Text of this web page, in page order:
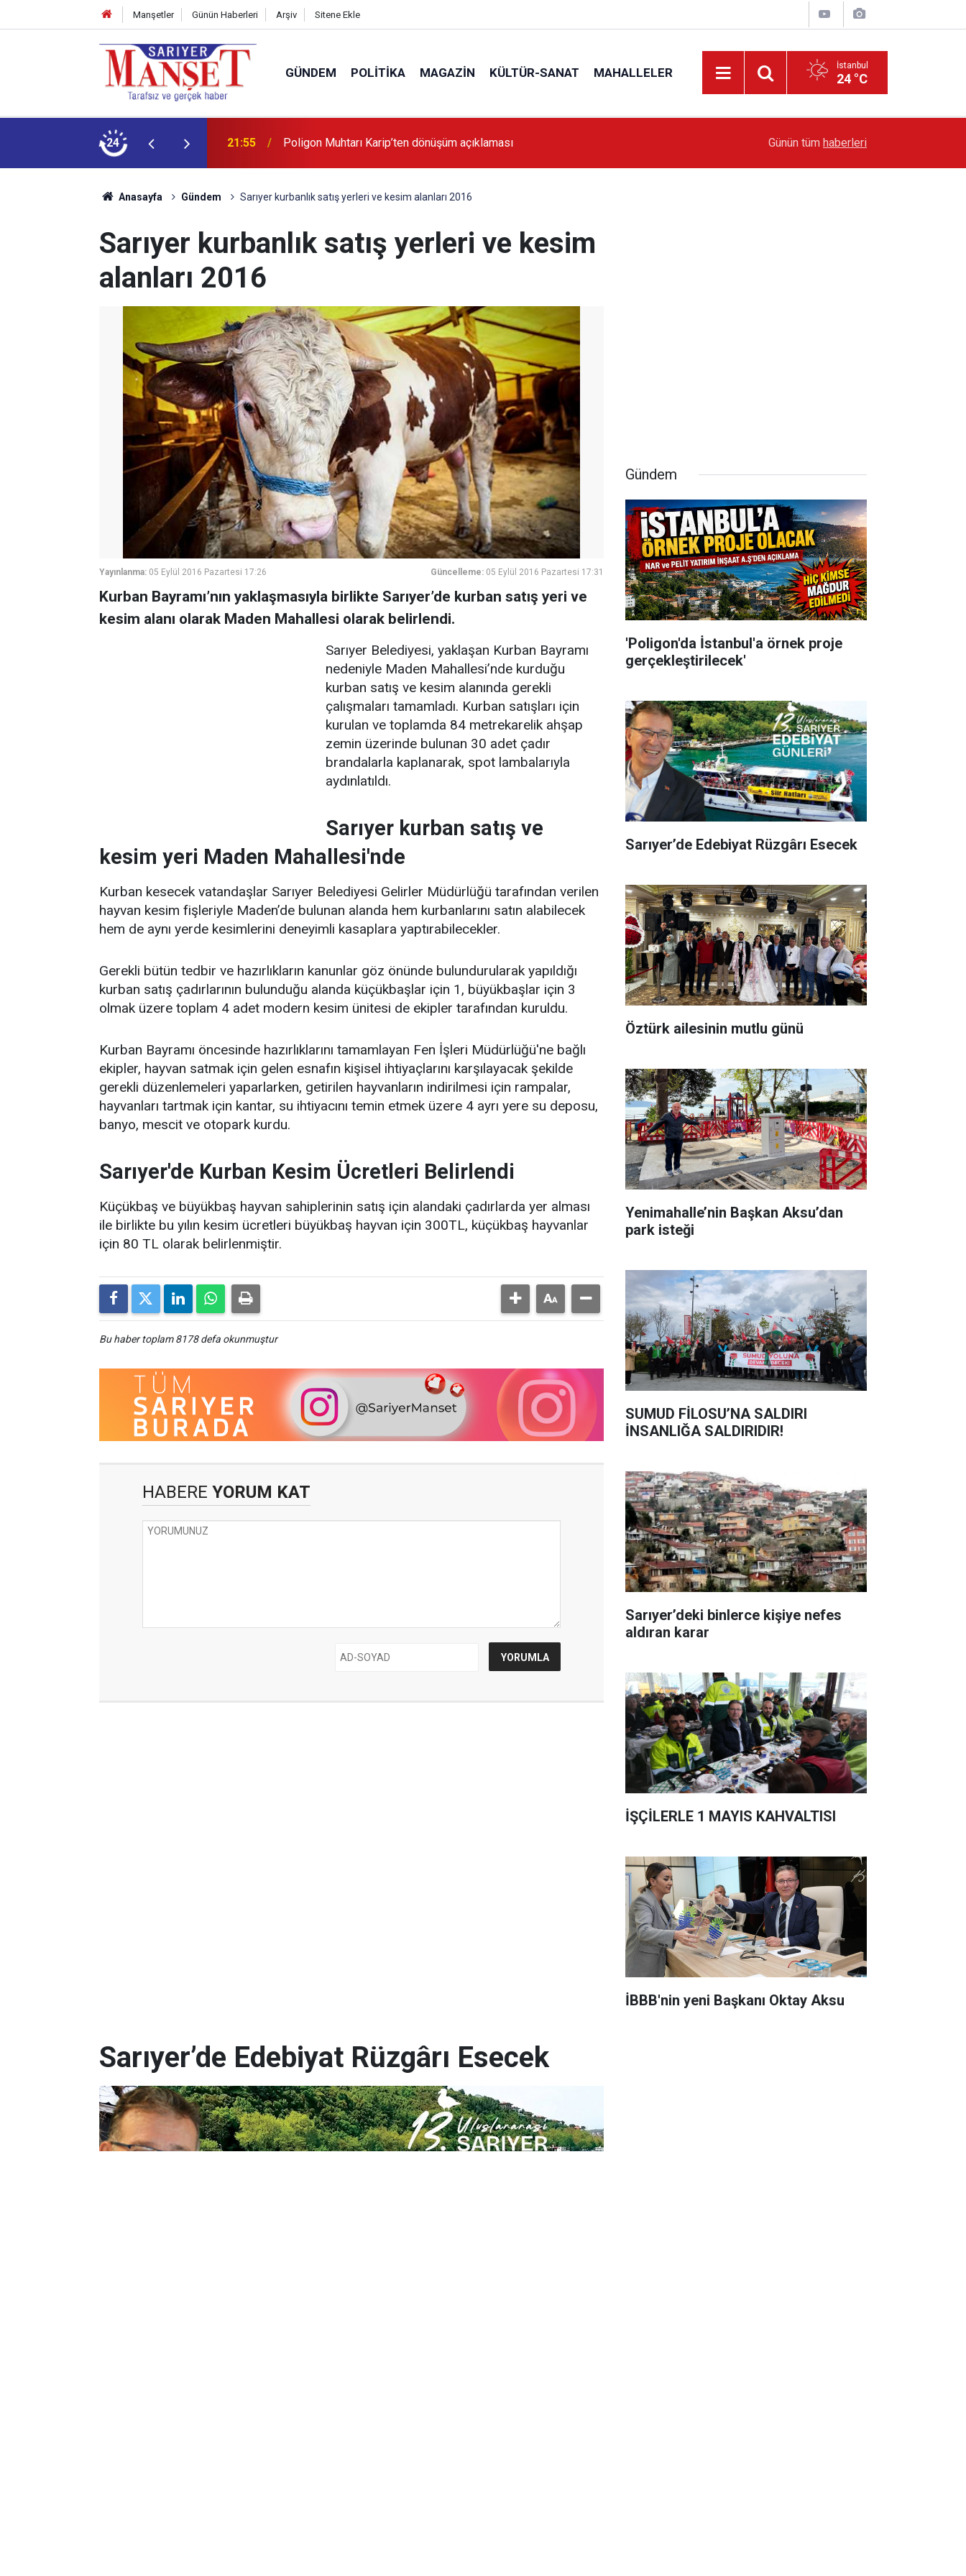
Manşetler Günün Haberleri Arşiv Sitene Ekle
GÜNDEM POLITIKA MAGAZIN KÜLTÜR-SANAT MAHALLELER İstanbul
24 °C
24 13:36 'Poligon'da İstanbul'a örnek proje gerçekleştirilecek' Sarıyer’de Edebiyat Rüzgârı Esecek
Günün tüm haberleri
Anasayfa Gündem Sarıyer kurbanlık satış yerleri ve kesim alanları 2016
Sarıyer kurbanlık satış yerleri ve kesim
alanları 2016
Yayınlanma: 05 Eylül 2016 Pazartesi 17:26 Güncelleme: 05 Eylül 2016 Pazartesi 17:31
Kurban Bayramı’nın yaklaşmasıyla birlikte Sarıyer’de kurban satış yeri ve
kesim alanı olarak Maden Mahallesi olarak belirlendi.
Sarıyer Belediyesi, yaklaşan Kurban Bayramı
nedeniyle Maden Mahallesi’nde kurduğu
kurban satış ve kesim alanında gerekli
çalışmaları tamamladı. Kurban satışları için
kurulan ve toplamda 84 metrekarelik ahşap
zemin üzerinde bulunan 30 adet çadır
brandalarla kaplanarak, spot lambalarıyla
aydınlatıldı.
Sarıyer kurban satış ve
kesim yeri Maden Mahallesi'nde
Kurban kesecek vatandaşlar Sarıyer Belediyesi Gelirler Müdürlüğü tarafından verilen
hayvan kesim fişleriyle Maden’de bulunan alanda hem kurbanlarını satın alabilecek
hem de aynı yerde kesimlerini deneyimli kasaplara yaptırabilecekler.
Gerekli bütün tedbir ve hazırlıkların kanunlar göz önünde bulundurularak yapıldığı
kurban satış çadırlarının bulunduğu alanda küçükbaşlar için 1, büyükbaşlar için 3
olmak üzere toplam 4 adet modern kesim ünitesi de ekipler tarafından kuruldu.
Kurban Bayramı öncesinde hazırlıklarını tamamlayan Fen İşleri Müdürlüğü'ne bağlı
ekipler, hayvan satmak için gelen esnafın kişisel ihtiyaçlarını karşılayacak şekilde
gerekli düzenlemeleri yaparlarken, getirilen hayvanların indirilmesi için rampalar,
hayvanları tartmak için kantar, su ihtiyacını temin etmek üzere 4 ayrı yere su deposu,
banyo, mescit ve otopark kurdu.
Sarıyer'de Kurban Kesim Ücretleri Belirlendi
Küçükbaş ve büyükbaş hayvan sahiplerinin satış için alandaki çadırlarda yer alması
ile birlikte bu yılın kesim ücretleri büyükbaş hayvan için 300TL, küçükbaş hayvanlar
için 80 TL olarak belirlenmiştir.
Bu haber toplam 8178 defa okunmuştur
HABERE YORUM KAT
Gündem
'Poligon'da İstanbul'a örnek proje
gerçekleştirilecek'
Sarıyer’de Edebiyat Rüzgârı Esecek
Öztürk ailesinin mutlu günü
Yenimahalle’nin Başkan Aksu’dan
park isteği
SUMUD FİLOSU’NA SALDIRI
İNSANLIĞA SALDIRIDIR!
Sarıyer’deki binlerce kişiye nefes
aldıran karar
İŞÇİLERLE 1 MAYIS KAHVALTISI
İBBB'nin yeni Başkanı Oktay Aksu
Sarıyer’de Edebiyat Rüzgârı Esecek